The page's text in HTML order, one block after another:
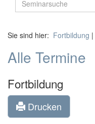
Sie sind hier: Fortbildung |
Alle Termine
Fortbildung
Drucken